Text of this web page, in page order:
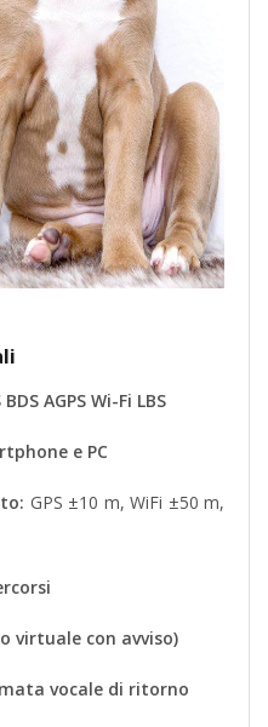
AGPS Wi-Fi LBS
e PC
GPS ±10 m, WiFi ±50 m,
virtuale con avviso)
vocale di ritorno